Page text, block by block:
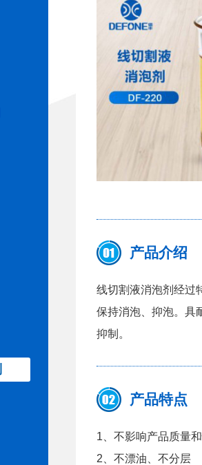
产品介绍
线切割液消泡剂经过
保持消泡、抑泡。具
抑制。
产品特点
1、不影响产品质量
2、不漂油、不分层